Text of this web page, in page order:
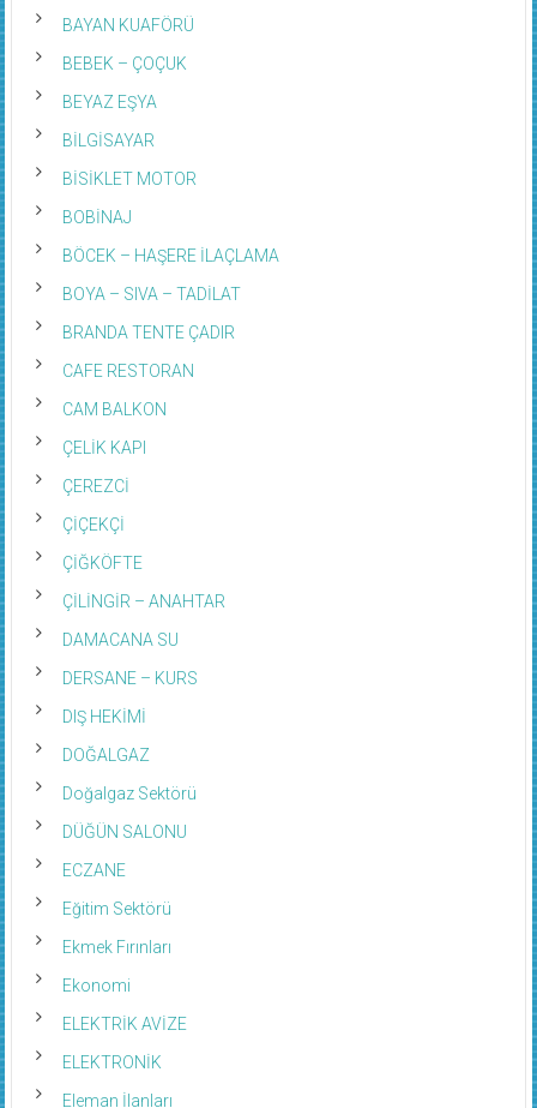
BAYAN KUAFÖRÜ
BEBEK – ÇOÇUK
BEYAZ EŞYA
BİLGİSAYAR
BİSİKLET MOTOR
BOBİNAJ
BÖCEK – HAŞERE İLAÇLAMA
BOYA – SIVA – TADİLAT
BRANDA TENTE ÇADIR
CAFE RESTORAN
CAM BALKON
ÇELİK KAPI
ÇEREZCİ
ÇİÇEKÇİ
ÇİĞKÖFTE
ÇİLİNGİR – ANAHTAR
DAMACANA SU
DERSANE – KURS
DIŞ HEKİMİ
DOĞALGAZ
Doğalgaz Sektörü
DÜĞÜN SALONU
ECZANE
Eğitim Sektörü
Ekmek Fırınları
Ekonomi
ELEKTRİK AVİZE
ELEKTRONİK
Eleman İlanları